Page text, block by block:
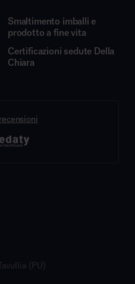
Smaltimento imballi e
prodotto a fine vita
Certificazioni sedute Della
Chiara
(PU)